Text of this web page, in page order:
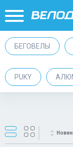
БЕГОВЕЛЫ
PUKY